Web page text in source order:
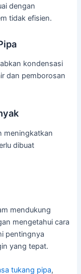
dengan
tidak efisien.
kondensasi
dan pemborosan
meningkatkan
dibuat
mendukung
mengetahui cara
pentingnya
yang tepat.
tukang pipa,